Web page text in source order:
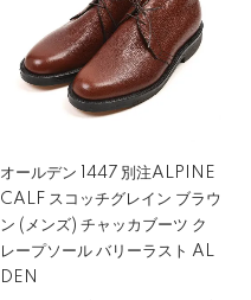
オールデン 1447 別注ALPINE
CALF スコッチグレイン ブラウ
ン (メンズ) チャッカブーツ ク
レープソール バリーラスト AL
DEN